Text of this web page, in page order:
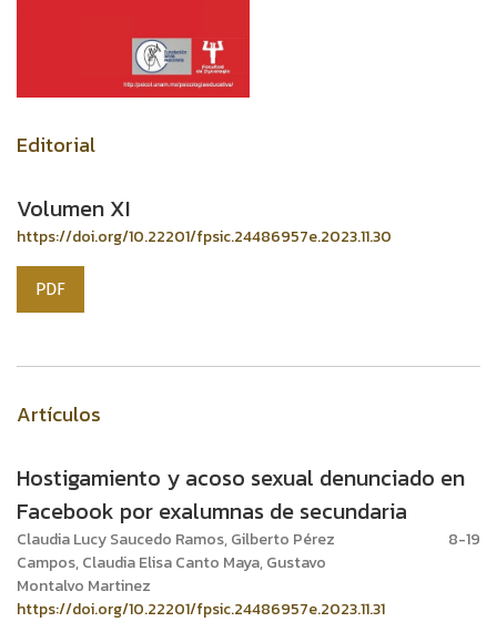
Editorial
Volumen XI
https://doi.org/10.22201/fpsic.24486957e.2023.11.30
PDF
Artículos
Hostigamiento y acoso sexual denunciado en
Facebook por exalumnas de secundaria
Claudia Lucy Saucedo Ramos, Gilberto Pérez
Campos, Claudia Elisa Canto Maya, Gustavo
Montalvo Martinez
8-19
https://doi.org/10.22201/fpsic.24486957e.2023.11.31